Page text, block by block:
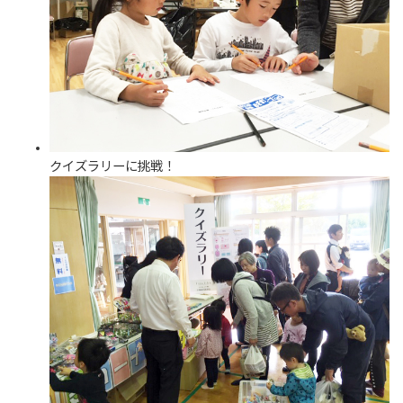
クイズラリーに挑戦！